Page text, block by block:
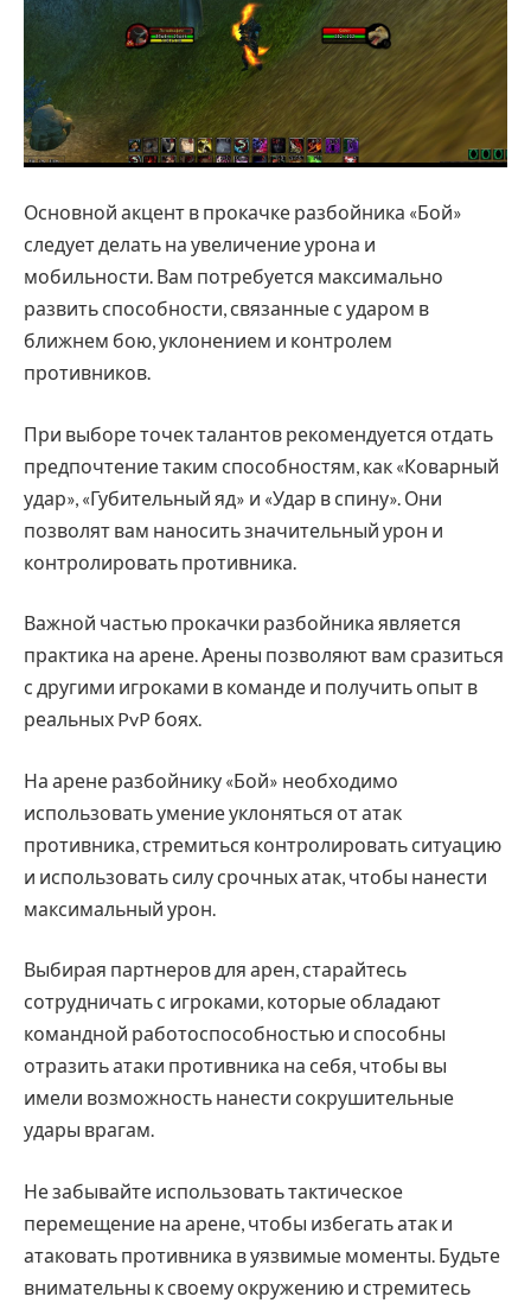
Основной акцент в прокачке разбойника «Бой»
следует делать на увеличение урона и
мобильности. Вам потребуется максимально
развить способности, связанные с ударом в
ближнем бою, уклонением и контролем
противников.
При выборе точек талантов рекомендуется отдать
предпочтение таким способностям, как «Коварный
удар», «Губительный яд» и «Удар в спину». Они
позволят вам наносить значительный урон и
контролировать противника.
Важной частью прокачки разбойника является
практика на арене. Арены позволяют вам сразиться
с другими игроками в команде и получить опыт в
реальных PvP боях.
На арене разбойнику «Бой» необходимо
использовать умение уклоняться от атак
противника, стремиться контролировать ситуацию
и использовать силу срочных атак, чтобы нанести
максимальный урон.
Выбирая партнеров для арен, старайтесь
сотрудничать с игроками, которые обладают
командной работоспособностью и способны
отразить атаки противника на себя, чтобы вы
имели возможность нанести сокрушительные
удары врагам.
Не забывайте использовать тактическое
перемещение на арене, чтобы избегать атак и
атаковать противника в уязвимые моменты. Будьте
внимательны к своему окружению и стремитесь